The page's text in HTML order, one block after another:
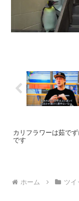
カリフラワーは茹で
です
ホーム ツイ